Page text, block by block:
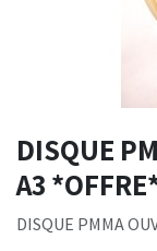
DISQUE
A3
DISQUE PMMA